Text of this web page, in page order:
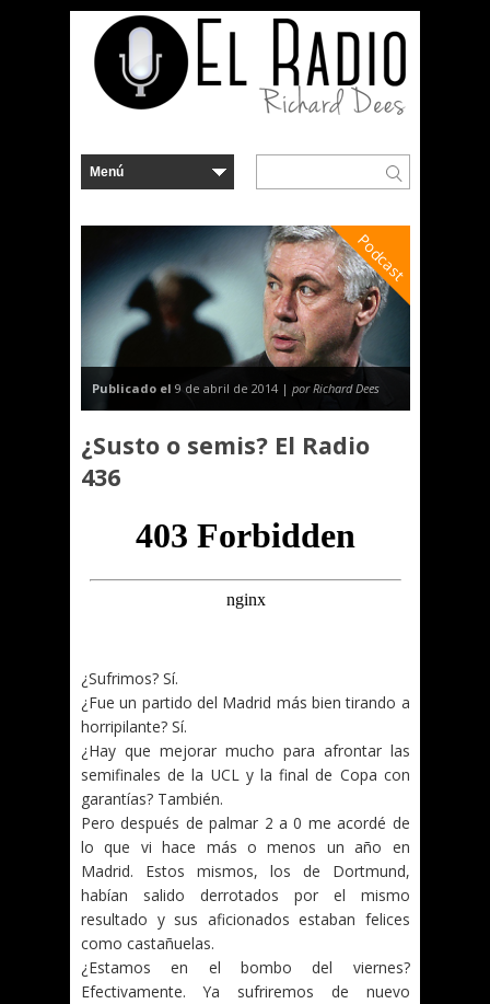
Podcast
Publicado el 9 de abril de 2014 | por Richard Dees
¿Susto o semis? El Radio
436
¿Sufrimos? Sí.
¿Fue un partido del Madrid más bien tirando a
horripilante? Sí.
¿Hay que mejorar mucho para afrontar las
semifinales de la UCL y la final de Copa con
garantías? También.
Pero después de palmar 2 a 0 me acordé de
lo que vi hace más o menos un año en
Madrid. Estos mismos, los de Dortmund,
habían salido derrotados por el mismo
resultado y sus aficionados estaban felices
como castañuelas.
¿Estamos en el bombo del viernes?
Efectivamente. Ya sufriremos de nuevo